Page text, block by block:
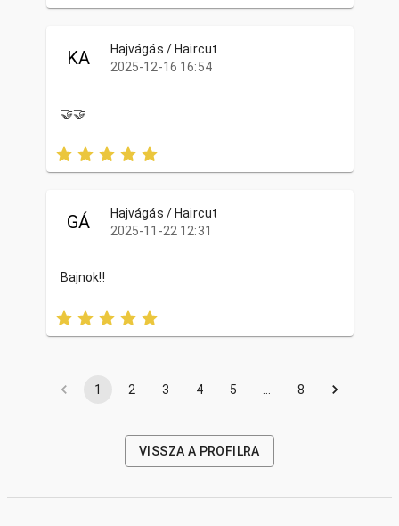
KA
Hajvágás / Haircut
2025-12-16 16:54
🤝🤝
GÁ
Hajvágás / Haircut
2025-11-22 12:31
Bajnok!!
1 2 3 4 5 … 8
VISSZA A PROFILRA